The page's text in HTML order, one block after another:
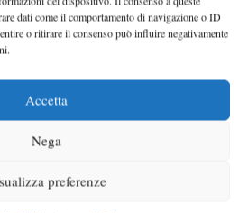
dati come il comportamento di navigazione o ID
o ritirare il consenso può influire negativamente
Accetta
Nega
preferenze